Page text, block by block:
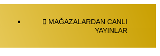
MAĞAZALARDAN CANLI
YAYINLAR